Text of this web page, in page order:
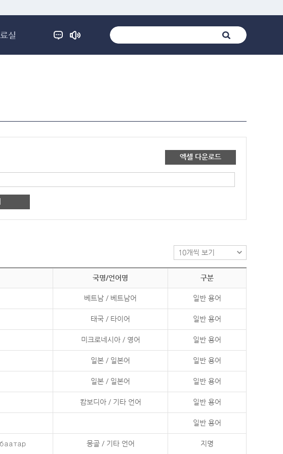
실
엑셀 다운로드
국명/언어명 구분
베트남 / 베트남어 일반 용어
태국 / 타이어 일반 용어
미크로네시아 / 영어 일반 용어
일본 / 일본어 일반 용어
일본 / 일본어 일반 용어
캄보디아 / 기타 언어 일반 용어
일반 용어
몽골 / 기타 언어 지명